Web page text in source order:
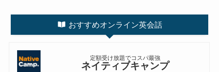
おすすめオンライン英会話
定額受け放題でコスパ最強
ネイティブキャンプ